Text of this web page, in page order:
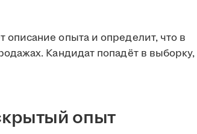
описание опыта и определит, что в
Кандидат попадёт в выборку,
опыт